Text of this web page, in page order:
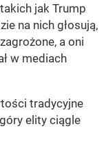
jak Trump
na nich głosują,
a oni
w mediach
tradycyjne
elity ciągle